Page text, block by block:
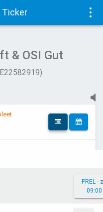
Ticker
& OSI Gut
PREL -
09:00